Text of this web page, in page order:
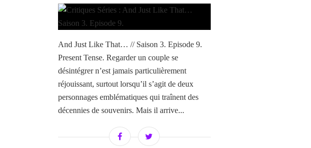
And Just Like That… // Saison 3. Episode 9.
Present Tense. Regarder un couple se
désintégrer n’est jamais particulièrement
réjouissant, surtout lorsqu’il s’agit de deux
personnages emblématiques qui traînent des
décennies de souvenirs. Mais il arrive...